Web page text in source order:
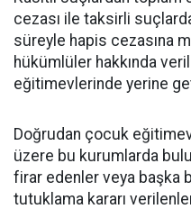
cezası ile taksirli
süreyle hapis cezasına
hükümlüler hakkında
eğitimevlerinde yerine
Doğrudan çocuk
üzere bu kurumlarda
firar edenler veya başka
tutuklama kararı